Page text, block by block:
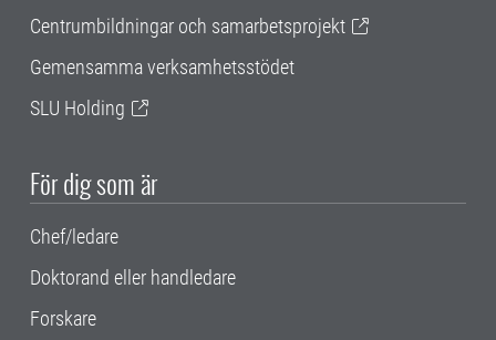
Centrumbildningar och samarbetsprojekt
Gemensamma verksamhetsstödet
SLU Holding
För dig som är
Chef/ledare
Doktorand eller handledare
Forskare